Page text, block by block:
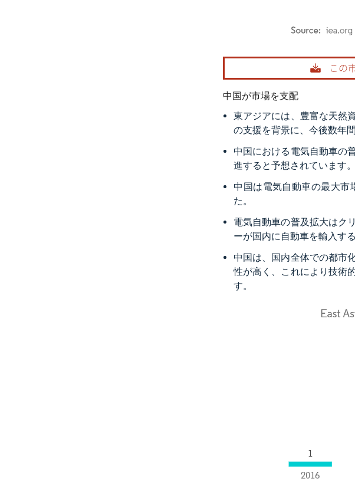
画像 © Mordor Intelligence。再利用には
中国が市場を支配
東アジアには、豊富な天然
の支援を背景に、今後数年
中国における電気自動車の
進すると予想されています。
中国は電気自動車の最大市
た。
電気自動車の普及拡大はク
ーが国内に自動車を輸入す
中国は、国内全体での都市
性が高く、これにより技術
す。